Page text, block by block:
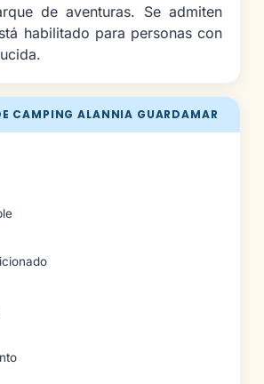
CAMPING ALANNIA GUARDAMAR
de aventuras. Se admiten
habilitado para personas con